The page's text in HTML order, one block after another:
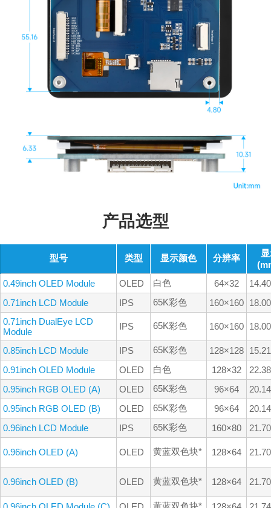
产品选型
型号 类型 显示颜色 分辨率
0.49inch OLED Module
OLED 白色 64×32
0.71inch LCD Module
IPS 65K彩色 160×160
0.71inch DualEye LCD
Module
IPS 65K彩色 160×160
0.85inch LCD Module IPS 65K彩色 128×128
0.91inch OLED Module
OLED 白色 128×32
0.95inch RGB OLED (A)
OLED 65K彩色 96×64
0.95inch RGB OLED (B)
OLED 65K彩色 96×64
0.96inch LCD Module
IPS 65K彩色 160×80
0.96inch OLED (A) OLED 黄蓝双色块* 128×64
0.96inch OLED (B) OLED 黄蓝双色块* 128×64
黄蓝双色块*